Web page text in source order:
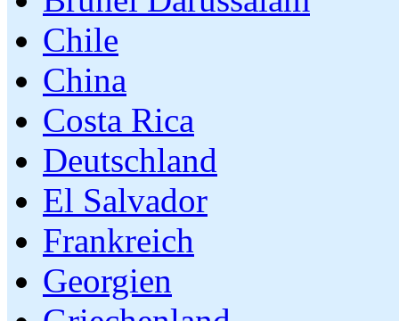
Chile
China
Costa Rica
Deutschland
El Salvador
Frankreich
Georgien